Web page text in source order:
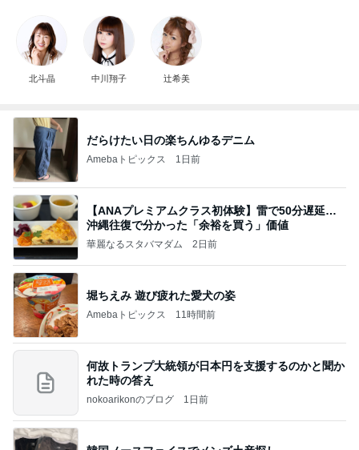
北斗晶 中川翔子 辻希美
だらけたい日の楽ちんゆるデニム
Amebaトピックス 1日前
【ANAプレミアムクラス初体験】雷で50分遅延…
沖縄往復で分かった「余裕を買う」価値
華麗なるスタバマダム 2日前
堀ちえみ 遊び疲れた愛犬の姿
Amebaトピックス 11時間前
何故トランプ大統領が日本円を支援するのかと聞か
れた時の答え
nokoarikonのブログ 1日前